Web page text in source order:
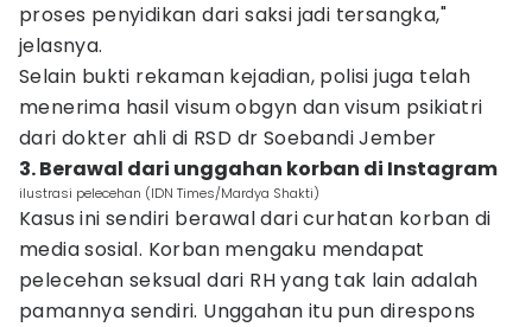
proses penyidikan dari saksi jadi tersangka,"
jelasnya.
Selain bukti rekaman kejadian, polisi juga telah
menerima hasil visum obgyn dan visum psikiatri
dari dokter ahli di RSD dr Soebandi Jember
3. Berawal dari unggahan korban di Instagram
ilustrasi pelecehan (IDN Times/Mardya Shakti)
Kasus ini sendiri berawal dari curhatan korban di
media sosial. Korban mengaku mendapat
pelecehan seksual dari RH yang tak lain adalah
pamannya sendiri. Unggahan itu pun direspons